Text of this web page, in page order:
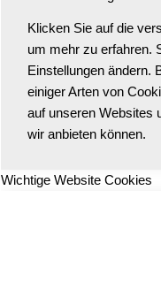
Klicken Sie auf die
um mehr zu erfahren.
Einstellungen ändern.
einiger Arten von
auf unseren Websites
wir anbieten können.
Wichtige Website Cookies